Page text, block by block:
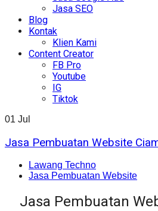
Jasa SEO
Blog
Kontak
Klien Kami
Content Creator
FB Pro
Youtube
IG
Tiktok
01 Jul
Jasa Pembuatan Website
Lawang Techno
Jasa Pembuatan Website
Jasa Pembuatan